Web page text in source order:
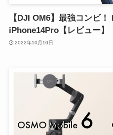
【DJI OM6】最強コンビ
iPhone14Pro【レビュー】
2022年10月10日